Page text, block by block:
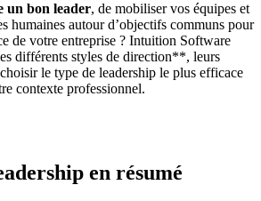
un bon leader, de mobiliser vos équipes et
humaines autour d’objectifs communs pour
de votre entreprise ? Intuition Software
différents styles de direction**, leurs
le type de leadership le plus efficace
contexte professionnel.
en résumé